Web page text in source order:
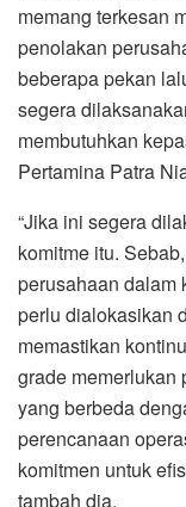
memang terkesan
penolakan
beberapa pekan
segera
membutuhkan
Pertamina Patra
“Jika ini segera
komitme itu.
perusahaan dalam
perlu dialokasikan
memastikan
grade memerlukan
yang berbeda
perencanaan
komitmen untuk
tambah dia.